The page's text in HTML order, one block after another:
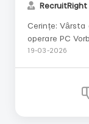
RecruitRight
Cerințe: Vârsta de peste 18 ani Cunoștințe bune de
operare PC Vorbitor nativ (Cehia, Slovacia, Spania,
Austria, Bulgaria,
19-03-2026